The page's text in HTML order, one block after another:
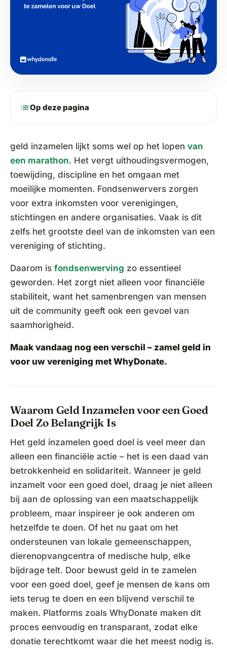
listOp deze pagina
geld inzamelen lijkt soms wel op het lopen van
een marathon. Het vergt uithoudingsvermogen,
toewijding, discipline en het omgaan met
moeilijke momenten. Fondsenwervers zorgen
voor extra inkomsten voor verenigingen,
stichtingen en andere organisaties. Vaak is dit
zelfs het grootste deel van de inkomsten van een
vereniging of stichting.
Daarom is fondsenwerving zo essentieel
geworden. Het zorgt niet alleen voor financiële
stabiliteit, want het samenbrengen van mensen
uit de community geeft ook een gevoel van
saamhorigheid.
Maak vandaag nog een verschil – zamel geld in
voor uw vereniging met WhyDonate.
Waarom Geld Inzamelen voor een Goed
Doel Zo Belangrijk Is
Het geld inzamelen goed doel is veel meer dan
alleen een financiële actie – het is een daad van
betrokkenheid en solidariteit. Wanneer je geld
inzamelt voor een goed doel, draag je niet alleen
bij aan de oplossing van een maatschappelijk
probleem, maar inspireer je ook anderen om
hetzelfde te doen. Of het nu gaat om het
ondersteunen van lokale gemeenschappen,
dierenopvangcentra of medische hulp, elke
bijdrage telt. Door bewust geld in te zamelen
voor een goed doel, geef je mensen de kans om
iets terug te doen en een blijvend verschil te
maken. Platforms zoals WhyDonate maken dit
proces eenvoudig en transparant, zodat elke
donatie terechtkomt waar die het meest nodig is.